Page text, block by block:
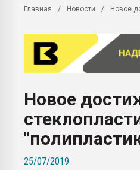
Вакуум-формовочные машины:
28.07.2026 Автоматизация выходит на
первый план в переработке
пластмасс
ситуацией на строительном рынке
Всё, что касается выдува ПЭТ
бутылок
ПЕРЕЙТИ НА ФОРУМ
Главная Новости Новое
Новое
25/07/2019